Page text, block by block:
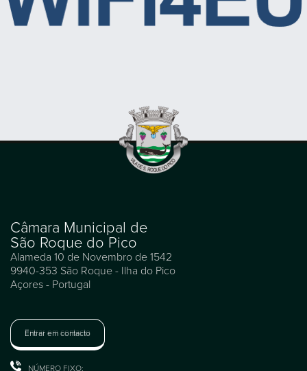
Câmara Municipal de
São Roque do Pico
Alameda 10 de Novembro de 1542
9940-353 São Roque - Ilha do Pico
Açores - Portugal
Entrar em contacto
NÚMERO FIXO: